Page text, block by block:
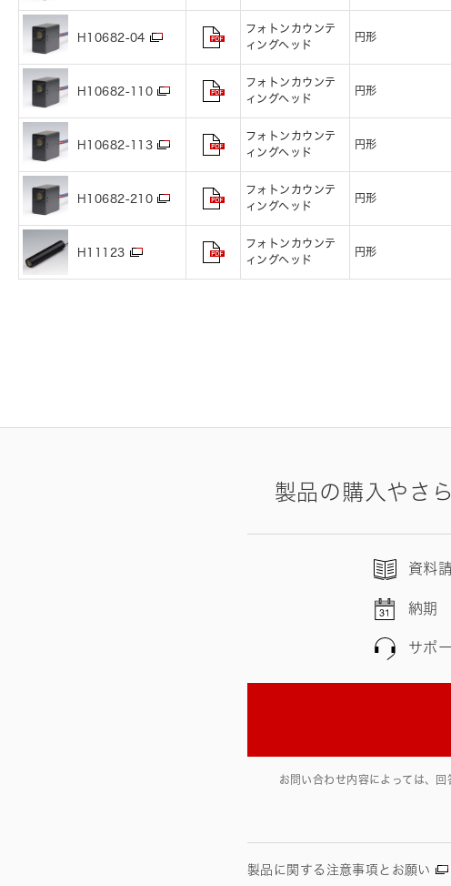
H10682-04
フォトンカウンテ
ィングヘッド
円形
H10682-110
フォトンカウンテ
ィングヘッド
円形
H10682-113
フォトンカウンテ
ィングヘッド
円形
H10682-210
フォトンカウンテ
ィングヘッド
円形
H11123
フォトンカウンテ
ィングヘッド
円形
製品の購入やさ
資料
納期
サポ
お問い合わせ内容によっては、
製品に関する注意事項とお願い